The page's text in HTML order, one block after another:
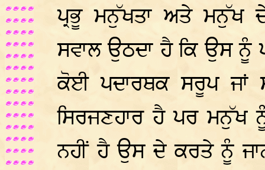
ਪ੍ਰਭੂ ਮਨੁੱਖਤਾ ਅਤੇ ਮਨੁੱਖ
ਸਵਾਲ ਉਠਦਾ ਹੈ ਕਿ ਉਸ ਨੂੰ
ਕੋਈ ਪਦਾਰਥਕ ਸਰੂਪ ਜਾਂ
ਸਿਰਜਣਹਾਰ ਹੈ ਪਰ ਮਨੁੱਖ
ਨਹੀਂ ਹੈ ਉਸ ਦੇ ਕਰਤੇ ਨੂੰ